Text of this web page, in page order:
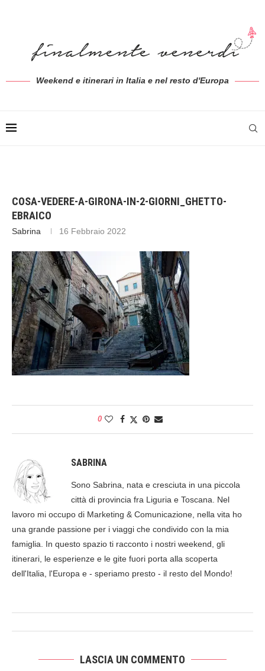
Weekend e itinerari in Italia e nel resto d'Europa
COSA-VEDERE-A-GIRONA-IN-2-GIORNI_GHETTO-
EBRAICO
Sabrina 16 Febbraio 2022
0
SABRINA
Sono Sabrina, nata e cresciuta in una piccola
città di provincia fra Liguria e Toscana. Nel
lavoro mi occupo di Marketing & Comunicazione, nella vita ho
una grande passione per i viaggi che condivido con la mia
famiglia. In questo spazio ti racconto i nostri weekend, gli
itinerari, le esperienze e le gite fuori porta alla scoperta
dell'Italia, l'Europa e - speriamo presto - il resto del Mondo!
LASCIA UN COMMENTO